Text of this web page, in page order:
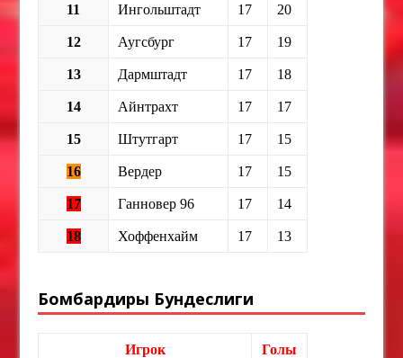
11 Ингольштадт 17 20
12 Аугсбург 17 19
13 Дармштадт 17 18
14 Айнтрахт 17 17
15 Штутгарт 17 15
16 Вердер 17 15
17 Ганновер 96 17 14
18 Хоффенхайм 17 13
Бомбардиры Бундеслиги
Игрок Голы